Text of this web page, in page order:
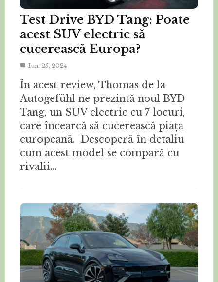
Test Drive BYD Tang: Poate
acest SUV electric să
cucerească Europa?
Iun. 25, 2024
În acest review, Thomas de la
Autogefühl ne prezintă noul BYD
Tang, un SUV electric cu 7 locuri,
care încearcă să cucerească piața
europeană. Descoperă în detaliu
cum acest model se compară cu
rivalii…